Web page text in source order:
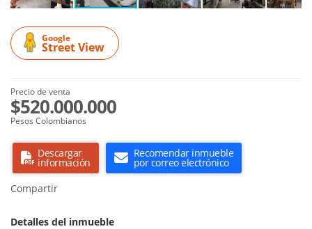
Google
Street View
Precio de venta
$520.000.000
Pesos Colombianos
Descargar
información
Recomendar inmueble
por correo electrónico
Compartir
Detalles del inmueble